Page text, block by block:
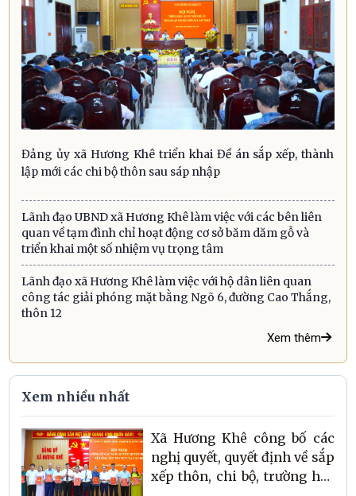
Đảng ủy xã Hương Khê triển khai Đề án sắp xếp, thành
lập mới các chi bộ thôn sau sáp nhập
Lãnh đạo UBND xã Hương Khê làm việc với các bên liên
quan về tạm đình chỉ hoạt động cơ sở băm dăm gỗ và
triển khai một số nhiệm vụ trọng tâm
Lãnh đạo xã Hương Khê làm việc với hộ dân liên quan
công tác giải phóng mặt bằng Ngõ 6, đường Cao Thắng,
thôn 12
Xem thêm
Xem nhiều nhất
Xã Hương Khê công bố các
nghị quyết, quyết định về sắp
xếp thôn, chi bộ, trường học